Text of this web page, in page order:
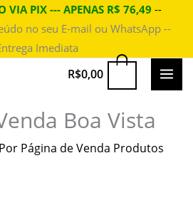
VIA PIX --- APENAS R$ 76,49 --
no seu E-mail ou WhatsApp --
Imediata
R$0,00
Boa Vista
Página de Venda Produtos